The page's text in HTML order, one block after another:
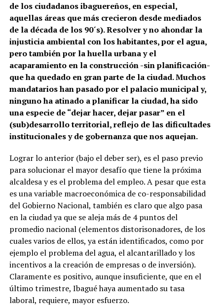
de los ciudadanos ibaguereños, en especial,
aquellas áreas que más crecieron desde mediados
de la década de los 90´s). Resolver y no ahondar la
injusticia ambiental con los habitantes, por el agua,
pero también por la huella urbana y el
acaparamiento en la construcción -sin planificación-
que ha quedado en gran parte de la ciudad. Muchos
mandatarios han pasado por el palacio municipal y,
ninguno ha atinado a planificar la ciudad, ha sido
una especie de “dejar hacer, dejar pasar” en el
(sub)desarrollo territorial, reflejo de las dificultades
institucionales y de gobernanza que nos aquejan.
Lograr lo anterior (bajo el deber ser), es el paso previo
para solucionar el mayor desafío que tiene la próxima
alcaldesa y es el problema del empleo. A pesar que esta
es una variable macroeconómica de co-responsabilidad
del Gobierno Nacional, también es claro que algo pasa
en la ciudad ya que se aleja más de 4 puntos del
promedio nacional (elementos distorisonadores, de los
cuales varios de ellos, ya están identificados, como por
ejemplo el problema del agua, el alcantarillado y los
incentivos a la creación de empresas o de inversión).
Claramente es positivo, aunque insuficiente, que en el
último trimestre, Ibagué haya aumentado su tasa
laboral, requiere, mayor esfuerzo.